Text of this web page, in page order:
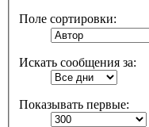
Поле сортировки:
Искать сообщения за:
Показывать первые: